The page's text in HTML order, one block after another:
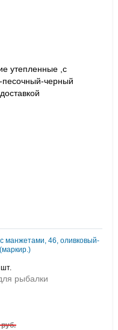
манжетами, 46, оливковый-
рыбалки